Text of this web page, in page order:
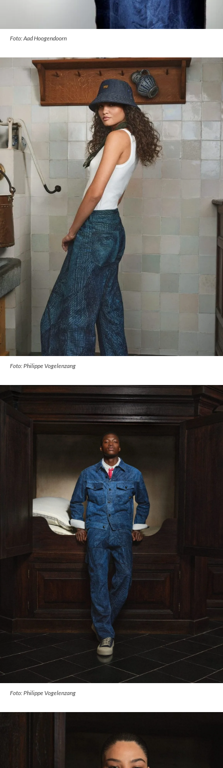
Foto: Aad Hoogendoorn
Foto: Philippe Vogelenzang
Foto: Philippe Vogelenzang